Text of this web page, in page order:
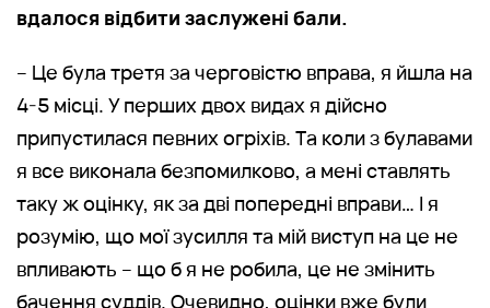
вдалося відбити заслужені бали.
– Це була третя за черговістю вправа, я йшла на
4-5 місці. У перших двох видах я дійсно
припустилася певних огріхів. Та коли з булавами
я все виконала безпомилково, а мені ставлять
таку ж оцінку, як за дві попередні вправи… І я
розумію, що мої зусилля та мій виступ на це не
впливають – що б я не робила, це не змінить
бачення суддів. Очевидно, оцінки вже були